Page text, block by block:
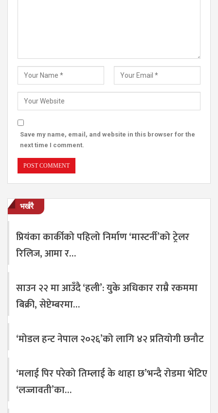
Save my name, email, and website in this browser for the
next time I comment.
भर्खरै
प्रियंका कार्कीको पहिलो निर्माण ‘मास्टर्नी’को ट्रेलर
रिलिज, आमा र…
साउन २२ मा आउँदै ‘हली’: युके अधिकार राम्रै रकममा
बिक्री, सेप्टेम्बरमा…
‘मोडल हन्ट नेपाल २०२६’को लागि ४२ प्रतियोगी छनौट
‘मलाई पिर परेको तिम्लाई के थाहा छ’भन्दै रोडमा भेटिए
‘लज्जावती’का…